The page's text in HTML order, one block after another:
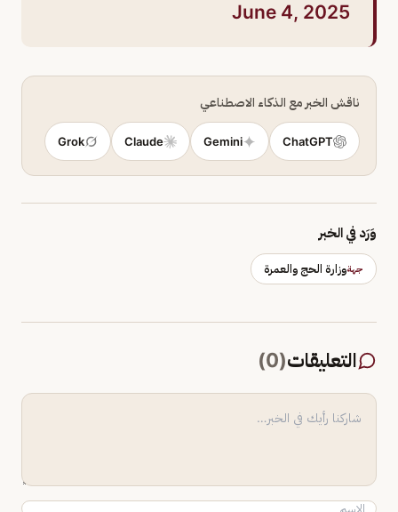
June 4, 2025
ناقش الخبر مع الذكاء الاصطناعي
ChatGPT
Gemini
Claude
Grok
وَرَد في الخبر
جهةوزارة الحج والعمرة
التعليقات(
0
)